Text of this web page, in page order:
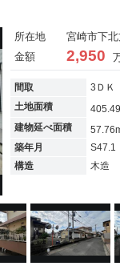
所在地
宮崎市下
金額
2,950
間取
3ＤＫ
土地面積
建物延べ面積
築年月
S47.1
構造
木造